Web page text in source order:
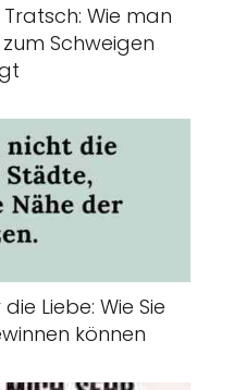
Wie man
Schweigen
Liebe: Wie Sie
können